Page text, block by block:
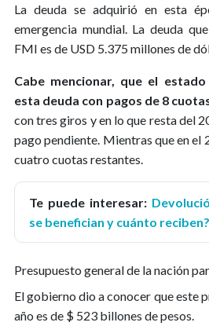
La deuda se adquirió en esta
emergencia mundial. La deuda
FMI es de USD 5.375 millones de
Cabe mencionar, que el
esta deuda con pagos de 8
con tres giros y en lo que resta del
pago pendiente. Mientras que en el
cuatro cuotas restantes.
Te puede interesar:
se benefician y cuánto reciben?
Presupuesto general de la nación
El gobierno dio a conocer que este
año es de $ 523 billones de pesos.